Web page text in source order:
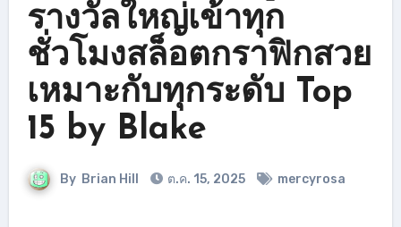
รางวัลใหญ่เข้าทุก
ชั่วโมงสล็อตกราฟิกสวย
เหมาะกับทุกระดับ Top
15 by Blake
By Brian Hill ต.ค. 15, 2025 mercyrosa